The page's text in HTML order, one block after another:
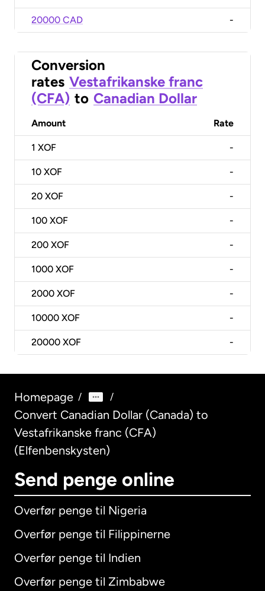
20000 CAD -
Conversion
rates Vestafrikanske franc
(CFA) to Canadian Dollar
Amount Rate
1 XOF -
10 XOF -
20 XOF -
100 XOF -
200 XOF -
1000 XOF -
2000 XOF -
10000 XOF -
20000 XOF -
Homepage / /
Convert Canadian Dollar (Canada) to
Vestafrikanske franc (CFA)
(Elfenbenskysten)
Send penge online
Overfør penge til Nigeria
Overfør penge til Filippinerne
Overfør penge til Indien
Overfør penge til Zimbabwe